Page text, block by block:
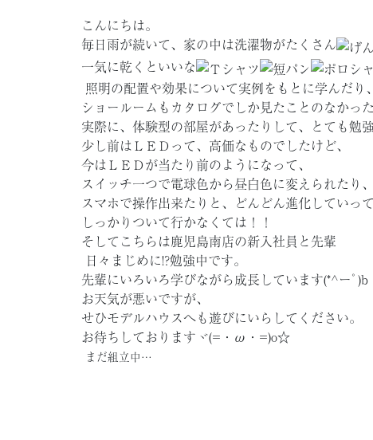
こんにちは。
毎日雨が続いて、家の中は洗濯物がたくさん
一気に乾くといいな
照明の配置や効果について実例をもとに学んだり、
ショールームもカタログでしか見たことのなかっ
実際に、体験型の部屋があったりして、とても勉
少し前はＬＥＤって、高価なものでしたけど、
今はＬＥＤが当たり前のようになって、
スイッチ一つで電球色から昼白色に変えられたり、
スマホで操作出来たりと、どんどん進化していって
しっかりついて行かなくては！！
そしてこちらは鹿児島南店の新入社員と先輩
日々まじめに!?勉強中です。
先輩にいろいろ学びながら成長しています(*^ーﾟ)b
お天気が悪いですが、
せひモデルハウスへも遊びにいらしてください。
お待ちしておりますヾ(=・ω・=)o☆
まだ組立中…